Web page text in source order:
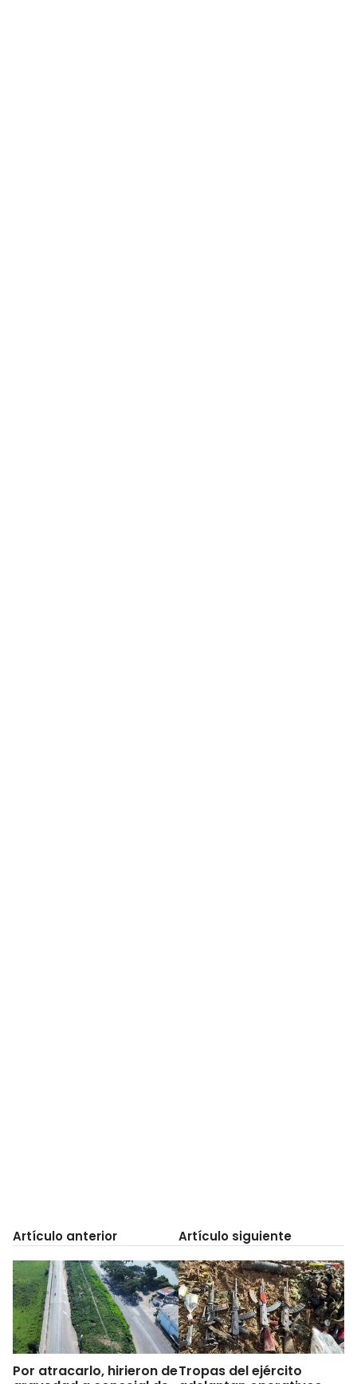
Artículo anterior
Por atracarlo, hirieron de
Artículo siguiente
Tropas del ejército